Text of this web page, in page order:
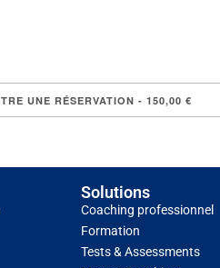
Solutions
Coaching professionnel
Formation
Tests & Assessments